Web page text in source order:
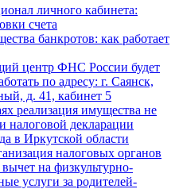
личного кабинета:
счета
банкротов: как работает
центр ФНС России будет
по адресу: г. Саянск,
д. 41, кабинет 5
реализация имущества не
налоговой декларации
в Иркутской области
налоговых органов
на физкультурно-
услуги за родителей-